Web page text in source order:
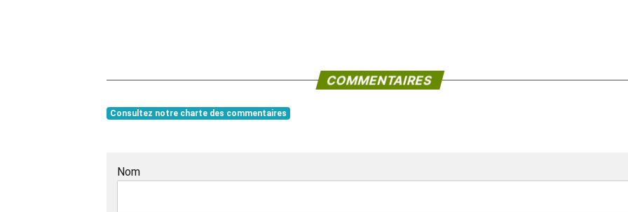
COMMENTAIRES
Consultez notre charte des commentaires
Nom